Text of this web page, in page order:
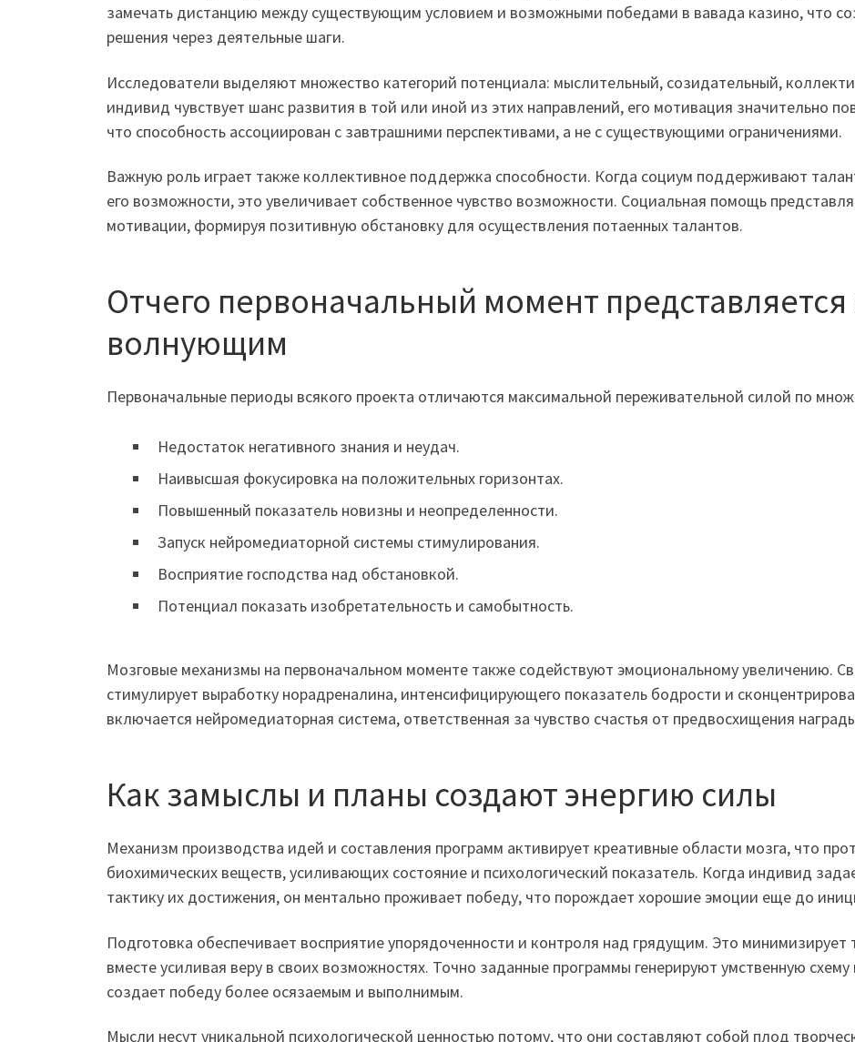
замечать дистанцию между существующим условием и возможными победами в вавада казино, что
решения через деятельные шаги.
Исследователи выделяют множество категорий потенциала: мыслительный, созидательный,
индивид чувствует шанс развития в той или иной из этих направлений, его мотивация значительно
что способность ассоциирован с завтрашними перспективами, а не с существующими ограничениями.
Важную роль играет также коллективное поддержка способности. Когда социум поддерживают
его возможности, это увеличивает собственное чувство возможности. Социальная помощь
мотивации, формируя позитивную обстановку для осуществления потаенных талантов.
Отчего первоначальный момент
волнующим
Первоначальные периоды всякого проекта отличаются максимальной переживательной силой по
Недостаток негативного знания и неудач.
Наивысшая фокусировка на положительных горизонтах.
Повышенный показатель новизны и неопределенности.
Запуск нейромедиаторной системы стимулирования.
Восприятие господства над обстановкой.
Потенциал показать изобретательность и самобытность.
Мозговые механизмы на первоначальном моменте также содействуют эмоциональному увеличению.
стимулирует выработку норадреналина, интенсифицирующего показатель бодрости и
включается нейромедиаторная система, ответственная за чувство счастья от предвосхищения
Как замыслы и планы создают энергию силы
Механизм производства идей и составления программ активирует креативные области мозга, что
биохимических веществ, усиливающих состояние и психологический показатель. Когда индивид
тактику их достижения, он ментально проживает победу, что порождает хорошие эмоции еще до
Подготовка обеспечивает восприятие упорядоченности и контроля над грядущим. Это минимизирует
вместе усиливая веру в своих возможностях. Точно заданные программы генерируют умственную схему
создает победу более осязаемым и выполнимым.
Мысли несут уникальной психологической ценностью потому, что они составляют собой плод